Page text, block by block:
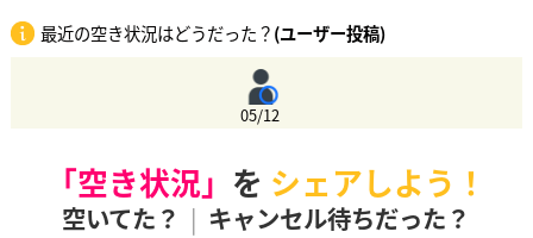
最近の空き状況はどうだった？(ユーザー投稿)
05/12
「空き状況」 を シェアしよう！
空いてた？ | キャンセル待ちだった？